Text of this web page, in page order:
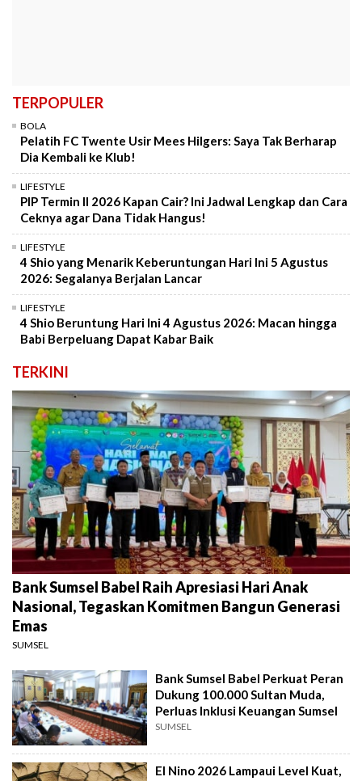
TERPOPULER
BOLA
Pelatih FC Twente Usir Mees Hilgers: Saya Tak Berharap
Dia Kembali ke Klub!
LIFESTYLE
PIP Termin II 2026 Kapan Cair? Ini Jadwal Lengkap dan Cara
Ceknya agar Dana Tidak Hangus!
LIFESTYLE
4 Shio yang Menarik Keberuntungan Hari Ini 5 Agustus
2026: Segalanya Berjalan Lancar
LIFESTYLE
4 Shio Beruntung Hari Ini 4 Agustus 2026: Macan hingga
Babi Berpeluang Dapat Kabar Baik
TERKINI
Bank Sumsel Babel Raih Apresiasi Hari Anak
Nasional, Tegaskan Komitmen Bangun Generasi
Emas
SUMSEL
Bank Sumsel Babel Perkuat Peran
Dukung 100.000 Sultan Muda,
Perluas Inklusi Keuangan Sumsel
SUMSEL
El Nino 2026 Lampaui Level Kuat,